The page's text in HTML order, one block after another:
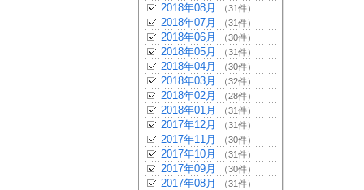
2018年08月 （31件）
2018年07月 （31件）
2018年06月 （30件）
2018年05月 （31件）
2018年04月 （30件）
2018年03月 （32件）
2018年02月 （28件）
2018年01月 （31件）
2017年12月 （31件）
2017年11月 （30件）
2017年10月 （31件）
2017年09月 （30件）
2017年08月 （31件）